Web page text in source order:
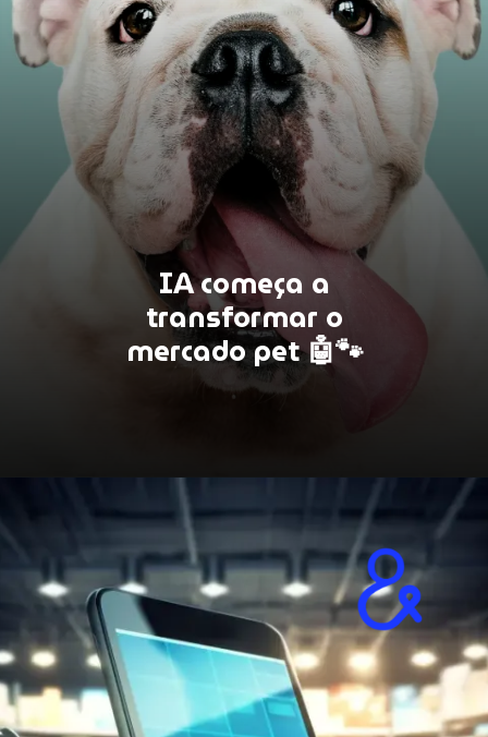
IA começa a
transformar o
mercado pet 🤖🐾